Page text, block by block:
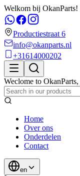
Welkom bij OkanParts!
Productiestraat 6
info@okanparts.nl
+31614000202
Weclome to OkanParts,
Home
Over ons
Onderdelen
Contact
en